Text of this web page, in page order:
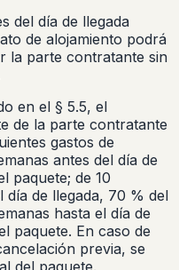
del día de llegada
de alojamiento podrá
la parte contratante sin
en el § 5.5, el
de la parte contratante
gastos de
antes del día de
paquete; de 10
día de llegada, 70 % del
hasta el día de
paquete. En caso de
previa, se